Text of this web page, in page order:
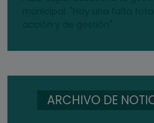
ARCHIVO DE